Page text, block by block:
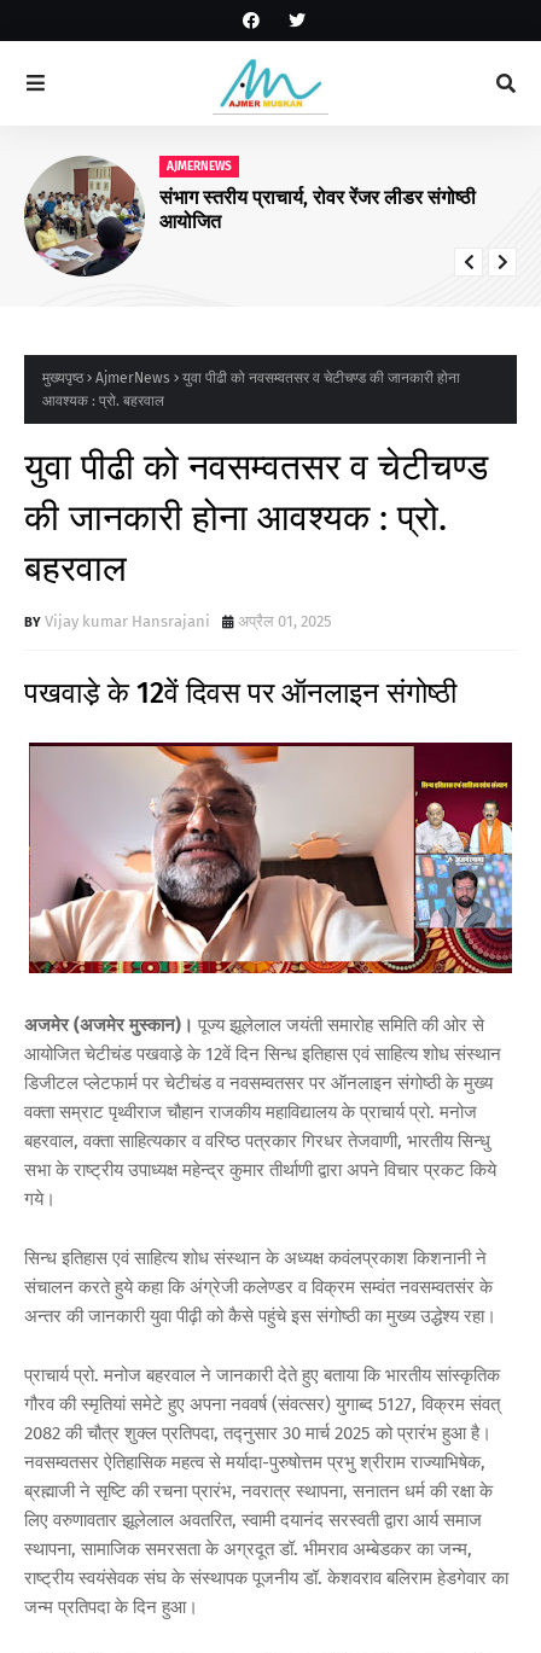
AJMERNEWS
संभाग स्तरीय प्राचार्य, रोवर रेंजर लीडर संगोष्ठी
आयोजित
मुख्यपृष्ठ AjmerNews
युवा पीढी को नवसम्वतसर व चेटीचण्ड की जानकारी होना
आवश्यक : प्रो. बहरवाल
युवा पीढी को नवसम्वतसर व चेटीचण्ड
की जानकारी होना आवश्यक : प्रो.
बहरवाल
Vijay kumar Hansrajani अप्रैल 01, 2025
पखवाडे़ के 12वें दिवस पर ऑनलाइन संगोष्ठी
अजमेर (अजमेर मुस्कान)। पूज्य झूलेलाल जयंती समारोह समिति की ओर से
आयोजित चेटीचंड पखवाडे़ के 12वें दिन सिन्ध इतिहास एवं साहित्य शोध संस्थान
डिजीटल प्लेटफार्म पर चेटीचंड व नवसम्वतसर पर ऑनलाइन संगोष्ठी के मुख्य
वक्ता सम्राट पृथ्वीराज चौहान राजकीय महाविद्यालय के प्राचार्य प्रो. मनोज
बहरवाल, वक्ता साहित्यकार व वरिष्ठ पत्रकार गिरधर तेजवाणी, भारतीय सिन्धु
सभा के राष्ट्रीय उपाध्यक्ष महेन्द्र कुमार तीर्थाणी द्वारा अपने विचार प्रकट किये
गये।
सिन्ध इतिहास एवं साहित्य शोध संस्थान के अध्यक्ष कवंलप्रकाश किशनानी ने
संचालन करते हुये कहा कि अंग्रेजी कलेण्डर व विक्रम सम्वंत नवसम्वतसंर के
अन्तर की जानकारी युवा पीढ़ी को कैसे पहुंचे इस संगोष्ठी का मुख्य उद्धेश्य रहा।
प्राचार्य प्रो. मनोज बहरवाल ने जानकारी देते हुए बताया कि भारतीय सांस्कृतिक
गौरव की स्मृतियां समेटे हुए अपना नववर्ष (संवत्सर) युगाब्द 5127, विक्रम संवत्
2082 की चौत्र शुक्ल प्रतिपदा, तद्नुसार 30 मार्च 2025 को प्रारंभ हुआ है।
नवसम्वतसर ऐतिहासिक महत्व से मर्यादा-पुरुषोत्तम प्रभु श्रीराम राज्याभिषेक,
ब्रह्माजी ने सृष्टि की रचना प्रारंभ, नवरात्र स्थापना, सनातन धर्म की रक्षा के
लिए वरुणावतार झूलेलाल अवतरित, स्वामी दयानंद सरस्वती द्वारा आर्य समाज
स्थापना, सामाजिक समरसता के अग्रदूत डॉ. भीमराव अम्बेडकर का जन्म,
राष्ट्रीय स्वयंसेवक संघ के संस्थापक पूजनीय डॉ. केशवराव बलिराम हेडगेवार का
जन्म प्रतिपदा के दिन हुआ।